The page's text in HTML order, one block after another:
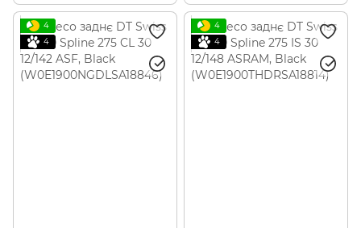
4
4
4
4